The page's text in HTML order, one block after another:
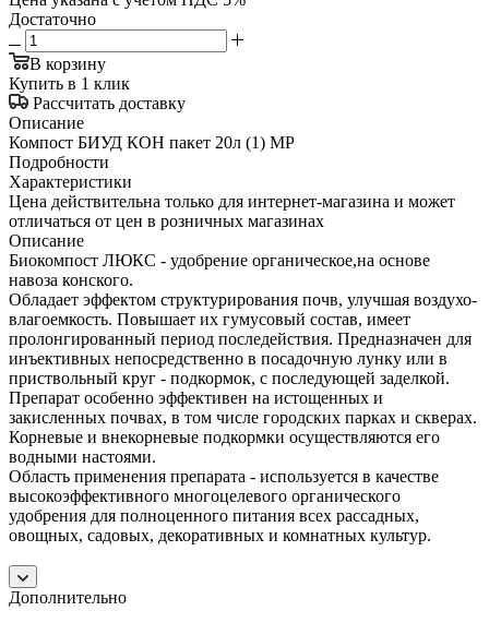
Достаточно
В корзину
Купить в 1 клик
Рассчитать доставку
Описание
Компост БИУД КОН пакет 20л (1) МР
Подробности
Характеристики
Цена действительна только для интернет-магазина и может
отличаться от цен в розничных магазинах
Описание
Биокомпост ЛЮКС - удобрение органическое,на основе
навоза конского.
Обладает эффектом структурирования почв, улучшая воздухо-
влагоемкость. Повышает их гумусовый состав, имеет
пролонгированный период последействия. Предназначен для
инъективных непосредственно в посадочную лунку или в
приствольный круг - подкормок, с последующей заделкой.
Препарат особенно эффективен на истощенных и
закисленных почвах, в том числе городских парках и скверах.
Корневые и внекорневые подкормки осуществляются его
водными настоями.
Область применения препарата - используется в качестве
высокоэффективного многоцелевого органического
удобрения для полноценного питания всех рассадных,
овощных, садовых, декоративных и комнатных культур.
Дополнительно